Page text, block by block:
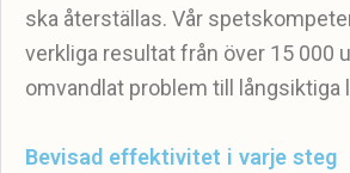
ska återställas. Vår
verkliga resultat från över 15 000
omvandlat problem till långsiktiga
Bevisad effektivitet i varje steg